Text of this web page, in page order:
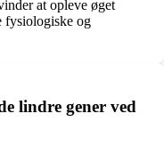
at opleve øget
fysiologiske og
lindre gener ved